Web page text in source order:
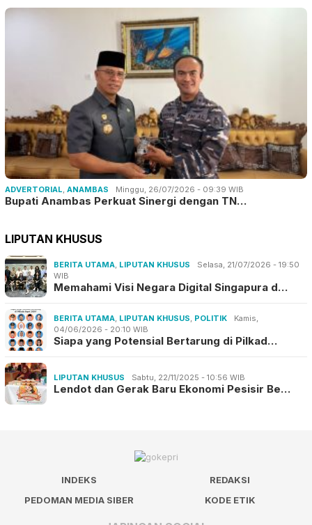
ADVERTORIAL ANAMBAS Minggu, 26/07/2026 - 09:39 WIB
Bupati Anambas Perkuat Sinergi dengan TN…
LIPUTAN KHUSUS
BERITA UTAMA LIPUTAN KHUSUS
Selasa, 21/07/2026 - 19:50
WIB
Memahami Visi Negara Digital Singapura d…
BERITA UTAMA LIPUTAN KHUSUS POLITIK
Kamis,
04/06/2026 - 20:10 WIB
Siapa yang Potensial Bertarung di Pilkad…
LIPUTAN KHUSUS Sabtu, 22/11/2025 - 10:56 WIB
Lendot dan Gerak Baru Ekonomi Pesisir Be…
INDEKS
REDAKSI
PEDOMAN MEDIA SIBER
KODE ETIK